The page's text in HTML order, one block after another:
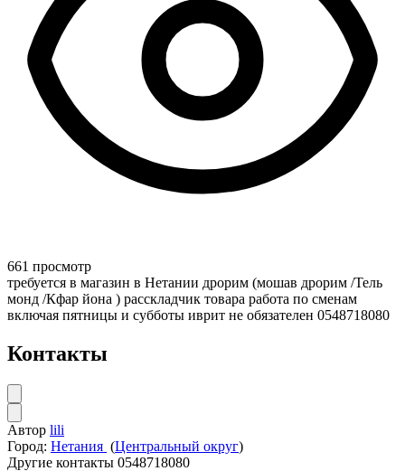
661 просмотр
требуется в магазин в Нетании дрорим (мошав дрорим /Тель
монд /Кфар йона ) расскладчик товара работа по сменам
включая пятницы и субботы иврит не обязателен 0548718080
Контакты
Автор lili
Город: Нетания (Центральный округ)
Другие контакты 0548718080